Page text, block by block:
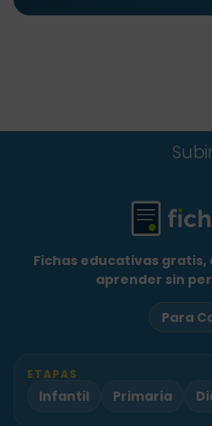
Fichas educativas
aprender sin
Para
ETAPAS
Infantil Primaria